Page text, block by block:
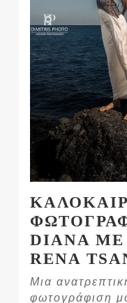
DIANA
RENA
Μια
φωτογράφιση